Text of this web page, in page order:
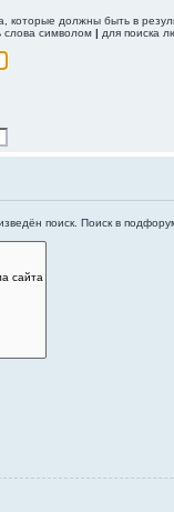
которые должны быть в
слова символом | для поиска
поиск. Поиск в